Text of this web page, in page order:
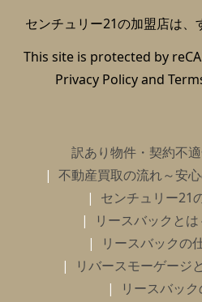
センチュリー21の加盟店は、
This site is protected by
Privacy Policyand
訳あり物件・契約不
不動産買取の流れ～安
センチュリー21
リースバックと
リースバックの
リバースモーゲージ
リースバッ